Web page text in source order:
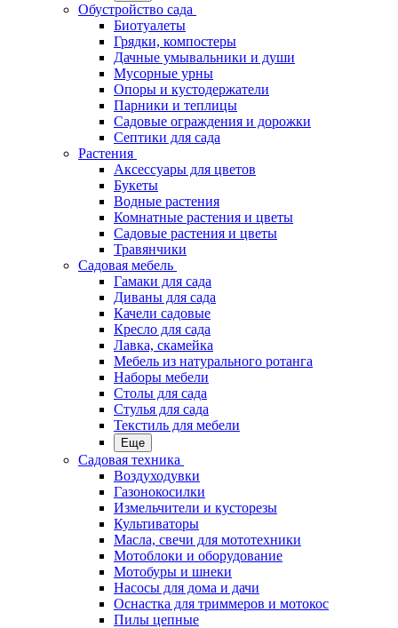
Обустройство сада
Биотуалеты
Грядки, компостеры
Дачные умывальники и души
Мусорные урны
Опоры и кустодержатели
Парники и теплицы
Садовые ограждения и дорожки
Септики для сада
Растения
Аксессуары для цветов
Букеты
Водные растения
Комнатные растения и цветы
Садовые растения и цветы
Травянчики
Садовая мебель
Гамаки для сада
Диваны для сада
Качели садовые
Кресло для сада
Лавка, скамейка
Мебель из натурального ротанга
Наборы мебели
Столы для сада
Стулья для сада
Текстиль для мебели
Еще
Садовая техника
Воздуходувки
Газонокосилки
Измельчители и кусторезы
Культиваторы
Масла, свечи для мототехники
Мотоблоки и оборудование
Мотобуры и шнеки
Насосы для дома и дачи
Оснастка для триммеров и мотокос
Пилы цепные